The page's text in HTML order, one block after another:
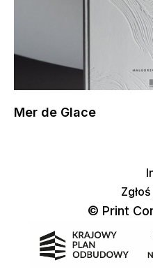
Mer de Glace
© Print